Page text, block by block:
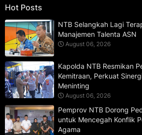
Hot Posts
NTB Selangkah Lagi
Manajemen Talenta ASN
August 06, 2026
Kapolda NTB Resmikan
Kemitraan, Perkuat
Meninting
August 06, 2026
Pemprov NTB Dorong
untuk Mencegah Konflik
Agama